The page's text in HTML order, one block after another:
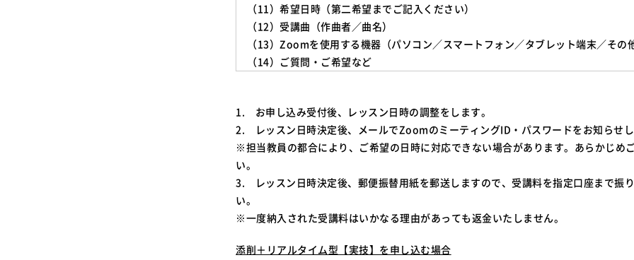
（11）希望日時（第二希望までご記入ください）
（12）受講曲（作曲者／曲名）
（13）Zoomを使用する機器（パソコン／スマートフォン／タブレット端末／その他
（14）ご質問・ご希望など
1. お申し込み受付後、レッスン日時の調整をします。
2. レッスン日時決定後、メールでZoomのミーティングID・パスワードをお知らせし
※担当教員の都合により、ご希望の日時に対応できない場合があります。あらかじめ
い。
3. レッスン日時決定後、郵便振替用紙を郵送しますので、受講料を指定口座まで振
い。
※一度納入された受講料はいかなる理由があっても返金いたしません。
添削＋リアルタイム型【実技】を申し込む場合